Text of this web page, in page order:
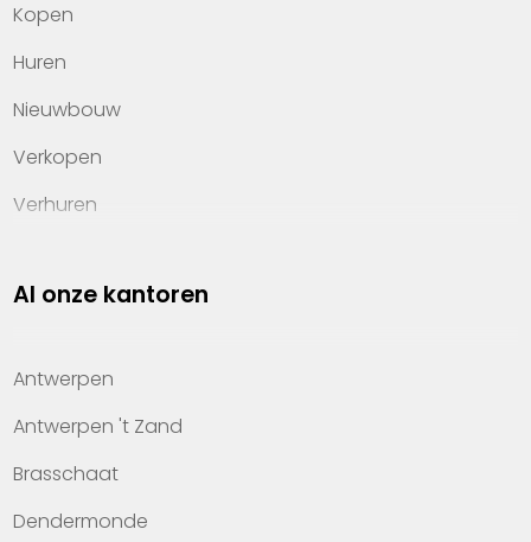
Kopen
Huren
Nieuwbouw
Verkopen
Verhuren
Property management
Kennis van wonen
Kantoren
Veelgestelde vragen
Al onze kantoren
Antwerpen
Antwerpen 't Zand
Brasschaat
Dendermonde